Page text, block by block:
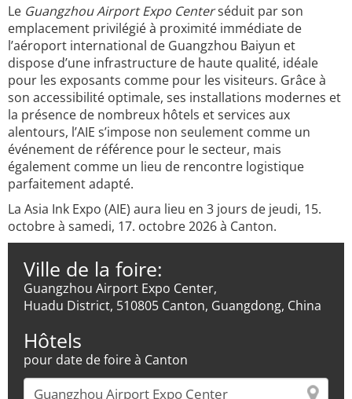
Le Guangzhou Airport Expo Centerséduit par son
emplacement privilégié à proximité immédiate de
l’aéroport international de Guangzhou Baiyun et
dispose d’une infrastructure de haute qualité, idéale
pour les exposants comme pour les visiteurs. Grâce à
son accessibilité optimale, ses installations modernes et
la présence de nombreux hôtels et services aux
alentours, l’AIE s’impose non seulement comme un
événement de référence pour le secteur, mais
également comme un lieu de rencontre logistique
parfaitement adapté.
La Asia Ink Expo (AIE) aura lieu en 3 jours de jeudi, 15.
octobre à samedi, 17. octobre 2026 à Canton.
Ville de la foire:
Guangzhou Airport Expo Center,
Huadu District, 510805 Canton, Guangdong, China
Hôtels
pour date de foire à Canton